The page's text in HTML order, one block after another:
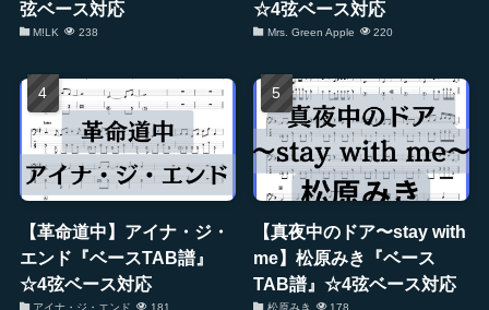
弦ベース対応
M!LK 238
☆4弦ベース対応
Mrs. Green Apple 220
【革命道中】アイナ・ジ・
エンド『ベースTAB譜』
☆4弦ベース対応
アイナ・ジ・エンド 181
【真夜中のドア〜stay with
me】松原みき『ベース
TAB譜』☆4弦ベース対応
松原みき 178